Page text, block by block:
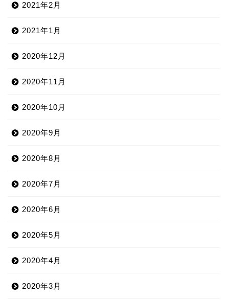
2021年2月
2021年1月
2020年12月
2020年11月
2020年10月
2020年9月
2020年8月
2020年7月
2020年6月
2020年5月
2020年4月
2020年3月